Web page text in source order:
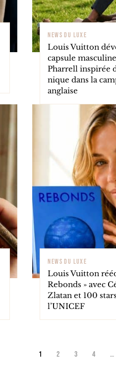
NEWS DU LUXE
Louis Vuitton
capsule
Pharrell inspirée
nique dans la
anglaise
NEWS DU LUXE
Louis Vuitton
Rebonds » avec
Zlatan et 100
l’UNICEF
1 2 3 4 …